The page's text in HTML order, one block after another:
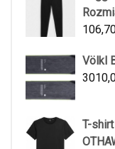
Völkl
T-